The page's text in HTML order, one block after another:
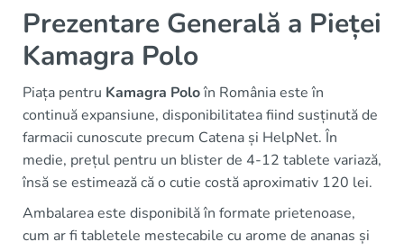
Prezentare Generală a Pieței
Kamagra Polo
Piața pentru Kamagra Poloîn România este în
continuă expansiune, disponibilitatea fiind susținută de
farmacii cunoscute precum Catena și HelpNet. În
medie, prețul pentru un blister de 4-12 tablete variază,
însă se estimează că o cutie costă aproximativ 120 lei.
Ambalarea este disponibilă în formate prietenoase,
cum ar fi tabletele mestecabile cu arome de ananas și